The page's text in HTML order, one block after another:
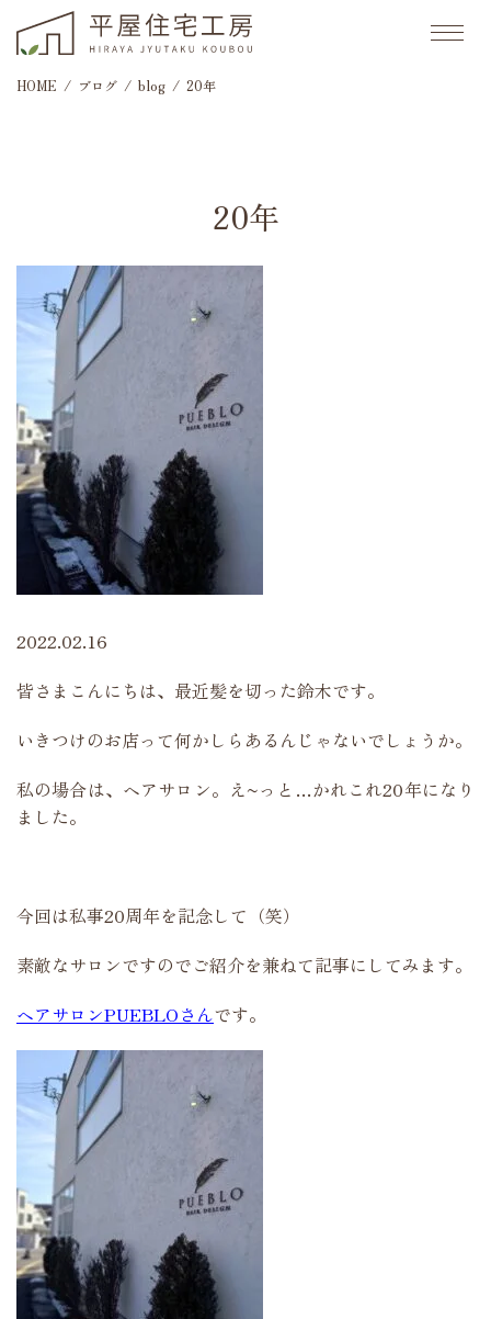
HOME ブログ blog 20年
20年
2022.02.16
皆さまこんにちは、最近髪を切った鈴木です。
いきつけのお店って何かしらあるんじゃないでしょうか。
私の場合は、ヘアサロン。え~っと…かれこれ20年になり
ました。
今回は私事20周年を記念して（笑）
素敵なサロンですのでご紹介を兼ねて記事にしてみます。
ヘアサロンPUEBLOさんです。